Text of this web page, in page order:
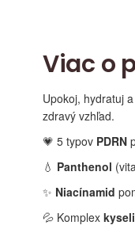
Viac o
Upokoj, hydratuj
zdravý vzhľad.
💗 5 typov PDRN
💧 Panthenol
✨ Niacínamid
💦 Komplex